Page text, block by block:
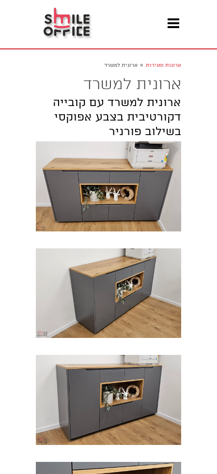
ארונות ומגירות » ארונית למשרד
ארונית למשרד
ארונית למשרד עם קובייה
דקורטיבית בצבע אפוקסי
בשילוב פורניר